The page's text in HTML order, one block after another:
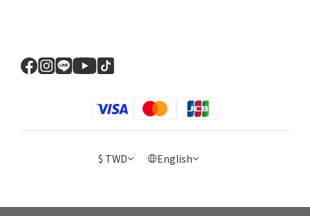
$ TWD English